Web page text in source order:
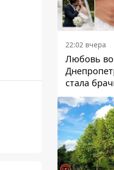
22:02 вчера
Любовь
стала
Украины